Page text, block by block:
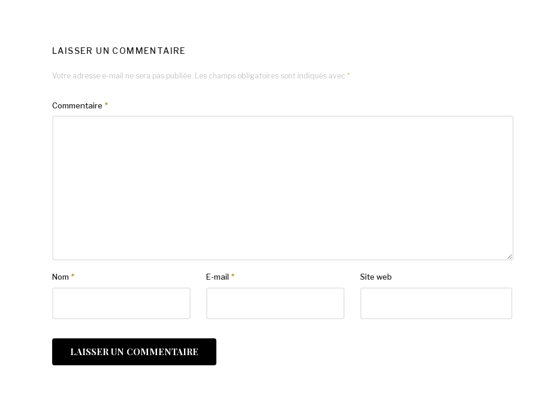
LAISSER UN COMMENTAIRE
Votre adresse e-mail ne sera pas publiée. Les champs obligatoires sont indiqués avec *
Commentaire *
Nom * E-mail * Site web